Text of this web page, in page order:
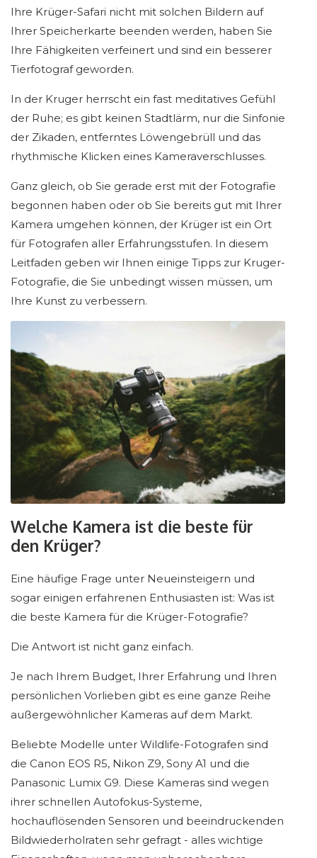
Ihre Krüger-Safari nicht mit solchen Bildern auf
Ihrer Speicherkarte beenden werden, haben Sie
Ihre Fähigkeiten verfeinert und sind ein besserer
Tierfotograf geworden.
In der Kruger herrscht ein fast meditatives Gefühl
der Ruhe; es gibt keinen Stadtlärm, nur die Sinfonie
der Zikaden, entferntes Löwengebrüll und das
rhythmische Klicken eines Kameraverschlusses.
Ganz gleich, ob Sie gerade erst mit der Fotografie
begonnen haben oder ob Sie bereits gut mit Ihrer
Kamera umgehen können, der Krüger ist ein Ort
für Fotografen aller Erfahrungsstufen. In diesem
Leitfaden geben wir Ihnen einige Tipps zur Kruger-
Fotografie, die Sie unbedingt wissen müssen, um
Ihre Kunst zu verbessern.
Welche Kamera ist die beste für
den Krüger?
Eine häufige Frage unter Neueinsteigern und
sogar einigen erfahrenen Enthusiasten ist: Was ist
die beste Kamera für die Krüger-Fotografie?
Die Antwort ist nicht ganz einfach.
Je nach Ihrem Budget, Ihrer Erfahrung und Ihren
persönlichen Vorlieben gibt es eine ganze Reihe
außergewöhnlicher Kameras auf dem Markt.
Beliebte Modelle unter Wildlife-Fotografen sind
die Canon EOS R5, Nikon Z9, Sony A1 und die
Panasonic Lumix G9. Diese Kameras sind wegen
ihrer schnellen Autofokus-Systeme,
hochauflösenden Sensoren und beeindruckenden
Bildwiederholraten sehr gefragt - alles wichtige